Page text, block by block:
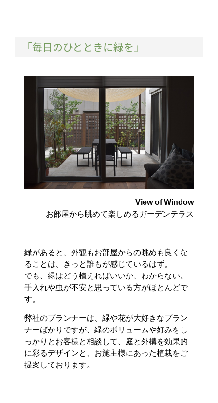
「毎日のひとときに緑を」
View of Window
お部屋から眺めて楽しめるガーデンテラス
緑があると、外観もお部屋からの眺めも良くな
ることは、きっと誰もが感じているはず。
でも、緑はどう植えればいいか、わからない。
手入れや虫が不安と思っている方がほとんどで
す。
弊社のプランナーは、緑や花が大好きなプラン
ナーばかりですが、緑のボリュームや好みをし
っかりとお客様と相談して、庭と外構を効果的
に彩るデザインと、お施主様にあった植栽をご
提案しております。